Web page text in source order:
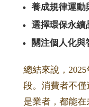
養成規律運動
選擇環保永續
關注個人化與
總結來說，
段。消費者不
是業者，都能在